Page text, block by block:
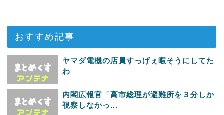
おすすめ記事
ヤマダ電機の店員すっげぇ暇そうにしてた
わ
内閣広報官「高市総理が避難所を３分しか
視察しなかっ...